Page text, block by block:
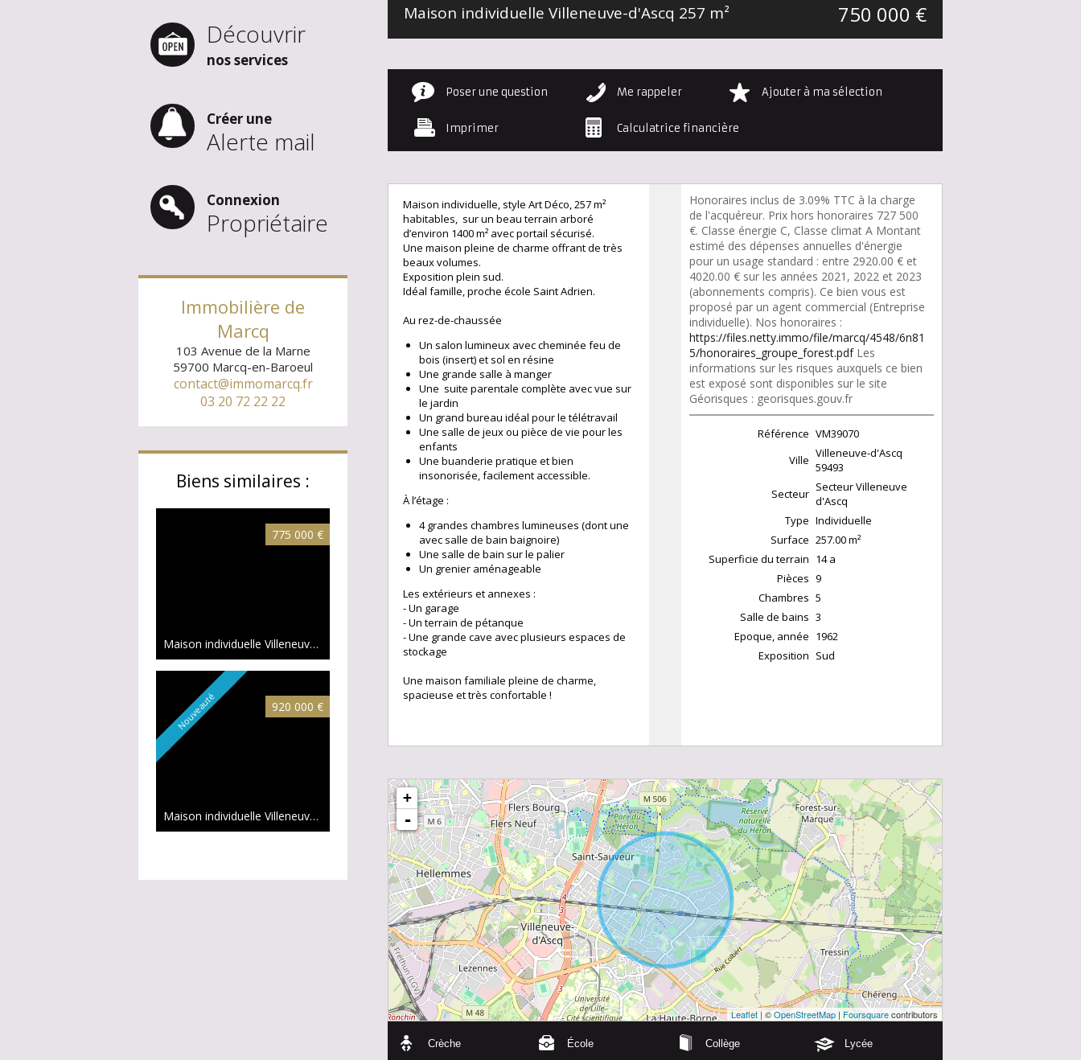
Découvrir
nos services
Créer une
Alerte mail
Connexion
Propriétaire
Immobilière de
Marcq
103 Avenue de la Marne
59700 Marcq-en-Baroeul
contact@immomarcq.fr
03 20 72 22 22
Biens similaires :
775 000 €
Maison individuelle Villeneuve-d'Ascq
Nouveauté 920 000 €
Maison individuelle Villeneuve-d'Ascq 208 m²
Maison individuelle Villeneuve-d'Ascq 257 m² 750 000 €
Poser une question Me rappeler Ajouter à ma sélection
Imprimer Calculatrice financière
Maison individuelle, style Art Déco, 257 m²
habitables, sur un beau terrain arboré
d’environ 1400 m² avec portail sécurisé.
Une maison pleine de charme offrant de très
beaux volumes.
Exposition plein sud.
Idéal famille, proche école Saint Adrien.
Au rez-de-chaussée
Un salon lumineux avec cheminée feu de
bois (insert) et sol en résine
Une grande salle à manger
Une suite parentale complète avec vue sur
le jardin
Un grand bureau idéal pour le télétravail
Une salle de jeux ou pièce de vie pour les
enfants
Une buanderie pratique et bien
insonorisée, facilement accessible.
À l’étage :
4 grandes chambres lumineuses (dont une
avec salle de bain baignoire)
Une salle de bain sur le palier
Un grenier aménageable
Les extérieurs et annexes :
- Un garage
- Un terrain de pétanque
- Une grande cave avec plusieurs espaces de
stockage
Une maison familiale pleine de charme,
spacieuse et très confortable !
Honoraires inclus de 3.09% TTC à la charge
de l'acquéreur. Prix hors honoraires 727 500
€. Classe énergie C, Classe climat A Montant
estimé des dépenses annuelles d'énergie
pour un usage standard : entre 2920.00 € et
4020.00 € sur les années 2021, 2022 et 2023
(abonnements compris). Ce bien vous est
proposé par un agent commercial (Entreprise
individuelle). Nos honoraires :
https://files.netty.immo/file/marcq/4548/6n81
5/honoraires_groupe_forest.pdfLes
informations sur les risques auxquels ce bien
est exposé sont disponibles sur le site
Géorisques : georisques.gouv.fr
Référence VM39070
Ville Villeneuve-d'Ascq
59493
Secteur Secteur Villeneuve
d'Ascq
Type Individuelle
Surface 257.00m²
Superficie du terrain 14 a
Pièces 9
Chambres 5
Salle de bains 3
Epoque, année 1962
Exposition Sud
+
-
Leaflet| ©OpenStreetMap | Foursquarecontributors
Crèche École Collège Lycée